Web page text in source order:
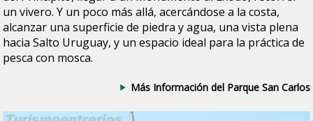
un vivero. Y un poco más allá, acercándose a la costa,
alcanzar una superficie de piedra y agua, una vista plena
hacia Salto Uruguay, y un espacio ideal para la práctica de
pesca con mosca.
Más Información del Parque San Carlos